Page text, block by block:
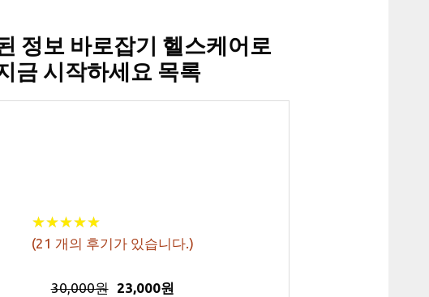
정보 바로잡기 헬스케어로
금 시작하세요 목록
★★★★★
★★★★★
(21 개의 후기가 있습니다.)
30,000원 23,000원